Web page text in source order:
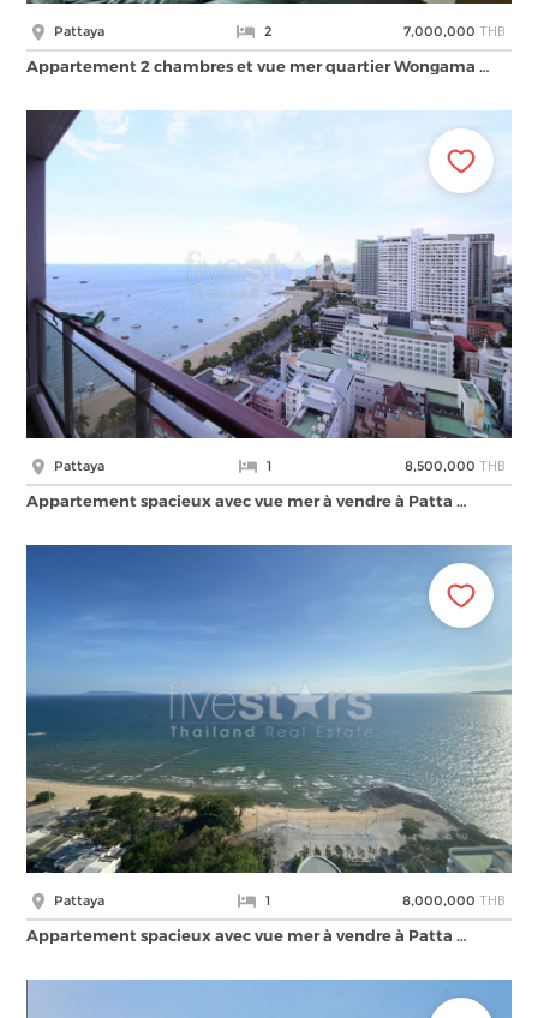
Pattaya 2 7,000,000 THB
Appartement 2 chambres et vue mer quartier Wongama …
Pattaya 1 8,500,000 THB
Appartement spacieux avec vue mer à vendre à Patta …
Pattaya 1 8,000,000 THB
Appartement spacieux avec vue mer à vendre à Patta …